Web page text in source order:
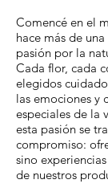
Comencé en el
hace más de
pasión por la
Cada flor, cada
elegidos
las emociones y
especiales de la
esta pasión se
compromiso:
sino
de nuestros